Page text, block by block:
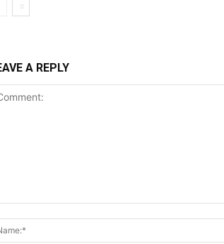
A REPLY